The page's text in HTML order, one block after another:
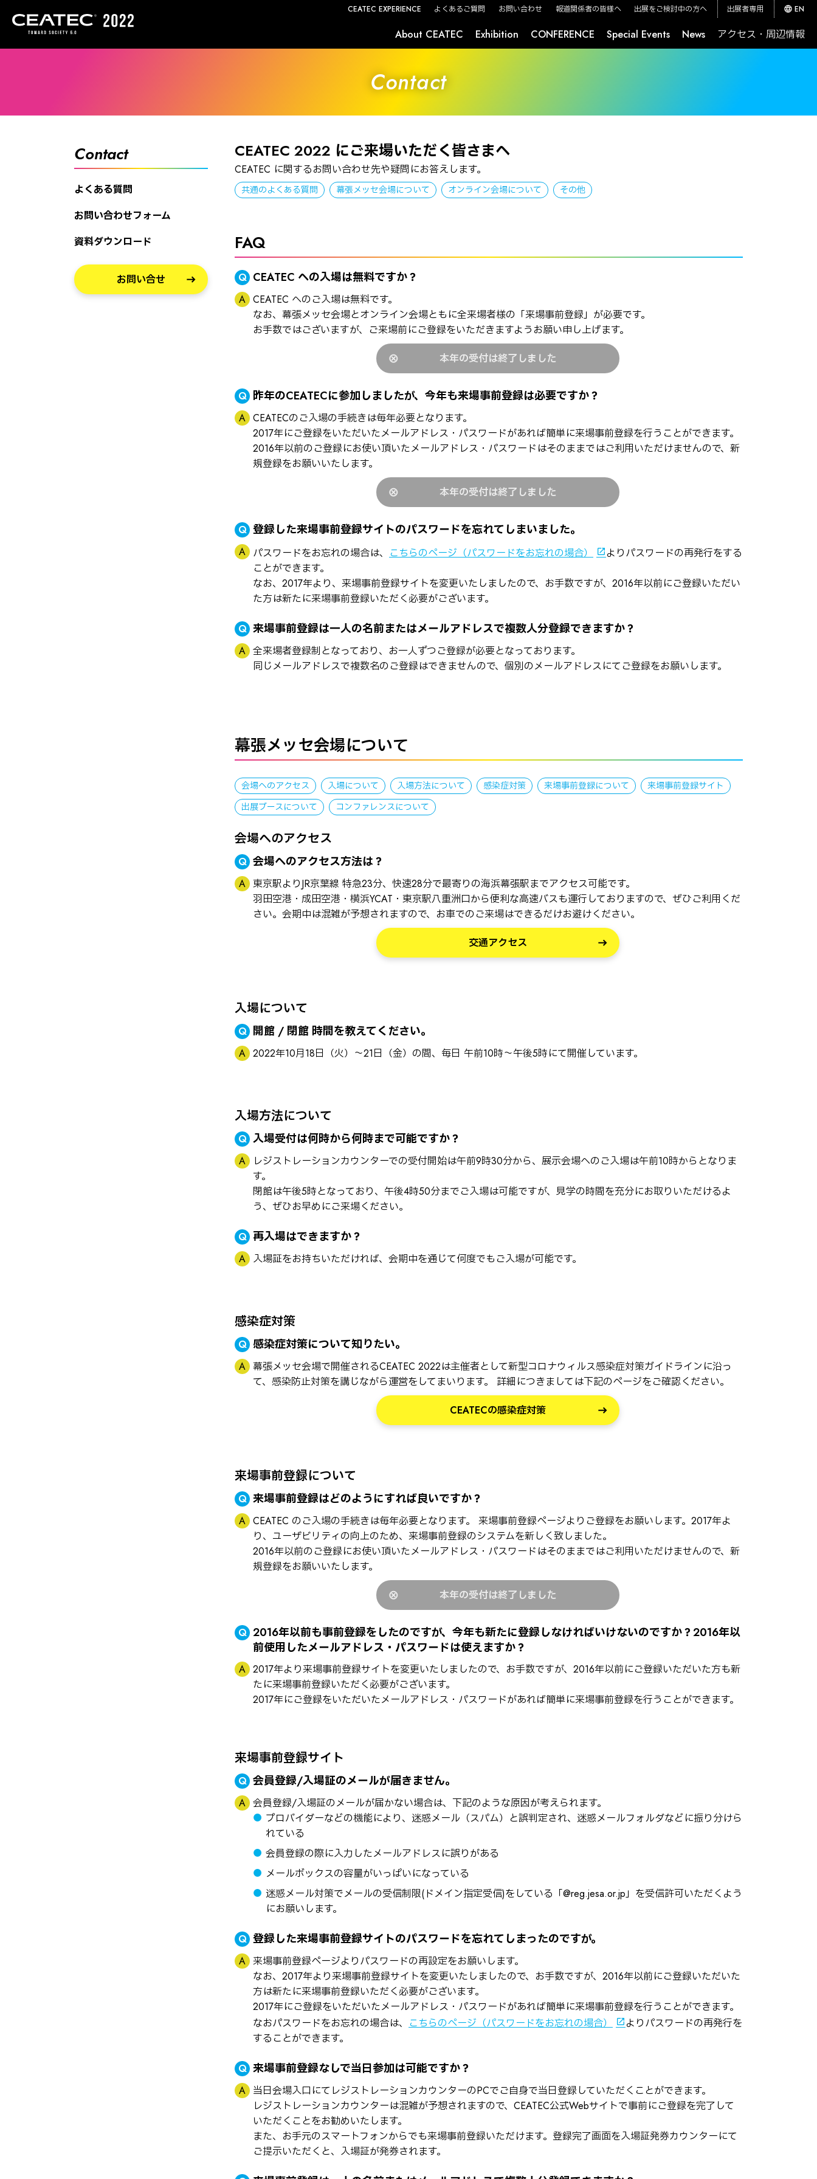
About CEATEC Exhibition CONFERENCE Special Events News アクセス・周辺情報
CEATEC EXPERIENCE よくあるご質問 お問い合わせ 報道関係者の皆様へ 出展をご検討中の方へ 出展者専用 EN
Contact
CEATEC 2022 にご来場いただく皆さまへ
CEATEC に関するお問い合わせ先や疑問にお答えします。
共通のよくある質問 幕張メッセ会場について オンライン会場について その他
FAQ
CEATEC への入場は無料ですか？
CEATEC へのご入場は無料です。
なお、幕張メッセ会場とオンライン会場ともに全来場者様の「来場事前登録」が必要です。
お手数ではございますが、ご来場前にご登録をいただきますようお願い申し上げます。
本年の受付は終了しました
昨年のCEATECに参加しましたが、今年も来場事前登録は必要ですか？
CEATECのご入場の手続きは毎年必要となります。
2017年にご登録をいただいたメールアドレス・パスワードがあれば簡単に来場事前登録を行うことができます。
2016年以前のご登録にお使い頂いたメールアドレス・パスワードはそのままではご利用いただけませんので、新
規登録をお願いいたします。
本年の受付は終了しました
登録した来場事前登録サイトのパスワードを忘れてしまいました。
パスワードをお忘れの場合は、 こちらのページ（パスワードをお忘れの場合）
よりパスワードの再発行をする
ことができます。
なお、2017年より、来場事前登録サイトを変更いたしましたので、お手数ですが、2016年以前にご登録いただい
た方は新たに来場事前登録いただく必要がございます。
来場事前登録は一人の名前またはメールアドレスで複数人分登録できますか？
全来場者登録制となっており、お一人ずつご登録が必要となっております。
同じメールアドレスで複数名のご登録はできませんので、個別のメールアドレスにてご登録をお願いします。
幕張メッセ会場について
会場へのアクセス 入場について 入場方法について 感染症対策 来場事前登録について
来場事前登録サイト
出展ブースについて
コンファレンスについて
会場へのアクセス
会場へのアクセス方法は？
東京駅よりJR京葉線 特急23分、快速28分で最寄りの海浜幕張駅までアクセス可能です。
羽田空港・成田空港・横浜YCAT・東京駅八重洲口から便利な高速バスも運行しておりますので、ぜひご利用くだ
さい。会期中は混雑が予想されますので、お車でのご来場はできるだけお避けください。
交通アクセス
入場について
開館 / 閉館 時間を教えてください。
2022年10月18日（火）～21日（金）の間、毎日 午前10時～午後5時にて開催しています。
入場方法について
入場受付は何時から何時まで可能ですか？
レジストレーションカウンターでの受付開始は午前9時30分から、展示会場へのご入場は午前10時からとなりま
す。
閉館は午後5時となっており、午後4時50分までご入場は可能ですが、見学の時間を充分にお取りいただけるよ
う、ぜひお早めにご来場ください。
再入場はできますか？
入場証をお持ちいただければ、会期中を通じて何度でもご入場が可能です。
感染症対策
感染症対策について知りたい。
幕張メッセ会場で開催されるCEATEC 2022は主催者として新型コロナウィルス感染症対策ガイドラインに沿っ
て、感染防止対策を講じながら運営をしてまいります。 詳細につきましては下記のページをご確認ください。
CEATECの感染症対策
来場事前登録について
来場事前登録はどのようにすれば良いですか？
CEATEC のご入場の手続きは毎年必要となります。 来場事前登録ページよりご登録をお願いします。2017年よ
り、ユーザビリティの向上のため、来場事前登録のシステムを新しく致しました。
2016年以前のご登録にお使い頂いたメールアドレス・パスワードはそのままではご利用いただけませんので、新
規登録をお願いいたします。
本年の受付は終了しました
2016年以前も事前登録をしたのですが、今年も新たに登録しなければいけないのですか？2016年以
前使用したメールアドレス・パスワードは使えますか？
2017年より来場事前登録サイトを変更いたしましたので、お手数ですが、2016年以前にご登録いただいた方も新
たに来場事前登録いただく必要がございます。
2017年にご登録をいただいたメールアドレス・パスワードがあれば簡単に来場事前登録を行うことができます。
来場事前登録サイト
会員登録/入場証のメールが届きません。
会員登録/入場証のメールが届かない場合は、下記のような原因が考えられます。
プロバイダーなどの機能により、迷惑メール（スパム）と誤判定され、迷惑メールフォルダなどに振り分けら
れている
会員登録の際に入力したメールアドレスに誤りがある
メールボックスの容量がいっぱいになっている
迷惑メール対策でメールの受信制限(ドメイン指定受信)をしている→「@reg.jesa.or.jp」を受信許可いただくよう
にお願いします。
登録した来場事前登録サイトのパスワードを忘れてしまったのですが。
来場事前登録ページよりパスワードの再設定をお願いします。
なお、2017年より来場事前登録サイトを変更いたしましたので、お手数ですが、2016年以前にご登録いただいた
方は新たに来場事前登録いただく必要がございます。
2017年にご登録をいただいたメールアドレス・パスワードがあれば簡単に来場事前登録を行うことができます。
なおパスワードをお忘れの場合は、
こちらのページ（パスワードをお忘れの場合）
よりパスワードの再発行を
することができます。
来場事前登録なしで当日参加は可能ですか？
当日会場入口にてレジストレーションカウンターのPCでご自身で当日登録していただくことができます。
レジストレーションカウンターは混雑が予想されますので、CEATEC公式Webサイトで事前にご登録を完了して
いただくことをお勧めいたします。
また、お手元のスマートフォンからでも来場事前登録いただけます。登録完了画面を入場証発券カウンターにて
ご提示いただくと、入場証が発券されます。
Contact
よくある質問
お問い合わせフォーム
資料ダウンロード
お問い合せ